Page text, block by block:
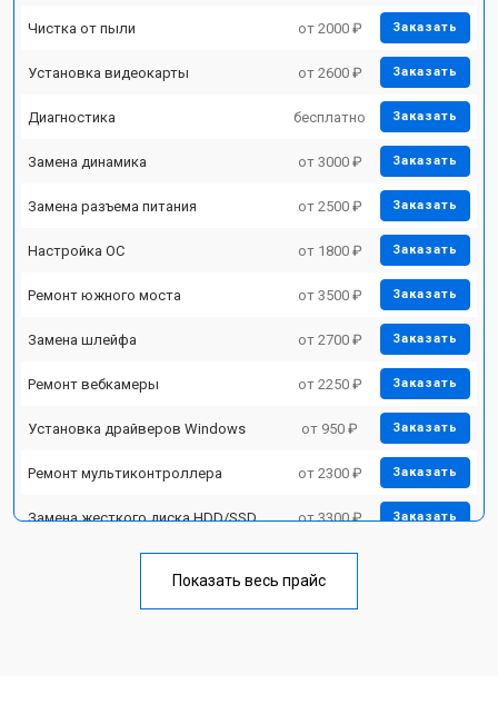
Чистка от пыли от 2000 ₽ Заказать
Установка видеокарты от 2600 ₽ Заказать
Диагностика бесплатно Заказать
Замена динамика от 3000 ₽ Заказать
Замена разъема питания от 2500 ₽ Заказать
Настройка ОС от 1800 ₽ Заказать
Ремонт южного моста от 3500 ₽ Заказать
Замена шлейфа от 2700 ₽ Заказать
Ремонт вебкамеры от 2250 ₽ Заказать
Установка драйверов Windows от 950 ₽ Заказать
Ремонт мультиконтроллера от 2300 ₽ Заказать
Замена жесткого диска HDD/SSD от 3300 ₽ Заказать
от 1500 ₽
Показать весь прайс